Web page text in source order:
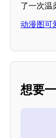
了一次温
动漫图可
想要